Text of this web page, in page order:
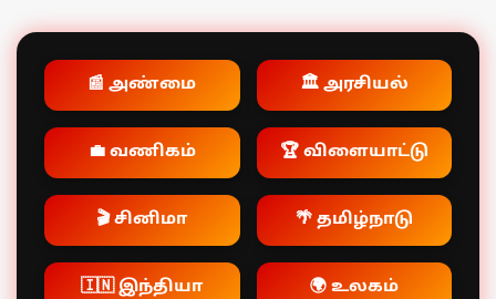
📰 அண்மை 🏛️ அரசியல்
💼 வணிகம் 🏆 விளையாட்டு
🎬 சினிமா 🌴 தமிழ்நாடு
🇮🇳 இந்தியா 🌍 உலகம்